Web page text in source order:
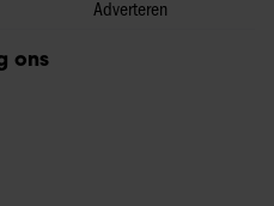
Adverteren
ons